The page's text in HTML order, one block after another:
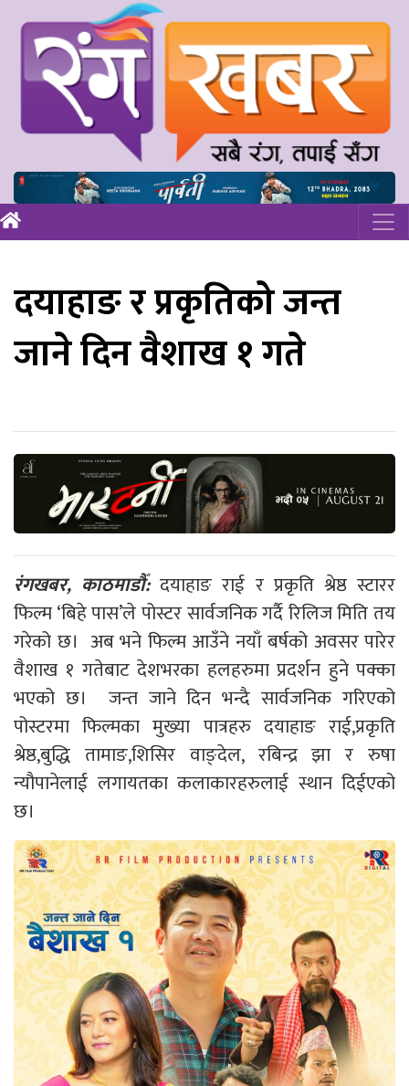
दयाहाङ र प्रकृतिको जन्त
जाने दिन वैशाख १ गते
रंगखबर, काठमाडौँ: दयाहाङ राई र प्रकृति श्रेष्ठ स्टारर
फिल्म ‘बिहे पास’ले पोस्टर सार्वजनिक गर्दै रिलिज मिति तय
गरेको छ। अब भने फिल्म आउँने नयाँ बर्षको अवसर पारेर
वैशाख १ गतेबाट देशभरका हलहरुमा प्रदर्शन हुने पक्का
भएको छ। जन्त जाने दिन भन्दै सार्वजनिक गरिएको
पोस्टरमा फिल्मका मुख्या पात्रहरु दयाहाङ राई,प्रकृति
श्रेष्ठ,बुद्धि तामाङ,शिसिर वाङ्देल, रबिन्द्र झा र रुषा
न्यौपानेलाई लगायतका कलाकारहरुलाई स्थान दिईएको
छ।